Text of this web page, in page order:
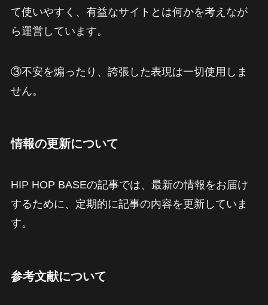
て使いやすく、有益なサイトとは何かを考えなが
ら運営しています。
③不安を煽ったり、誇張した表現は一切使用しま
せん。
情報の更新について
HIP HOP BASEの記事では、最新の情報をお届け
するために、定期的に記事の内容を更新していま
す。
参考文献について